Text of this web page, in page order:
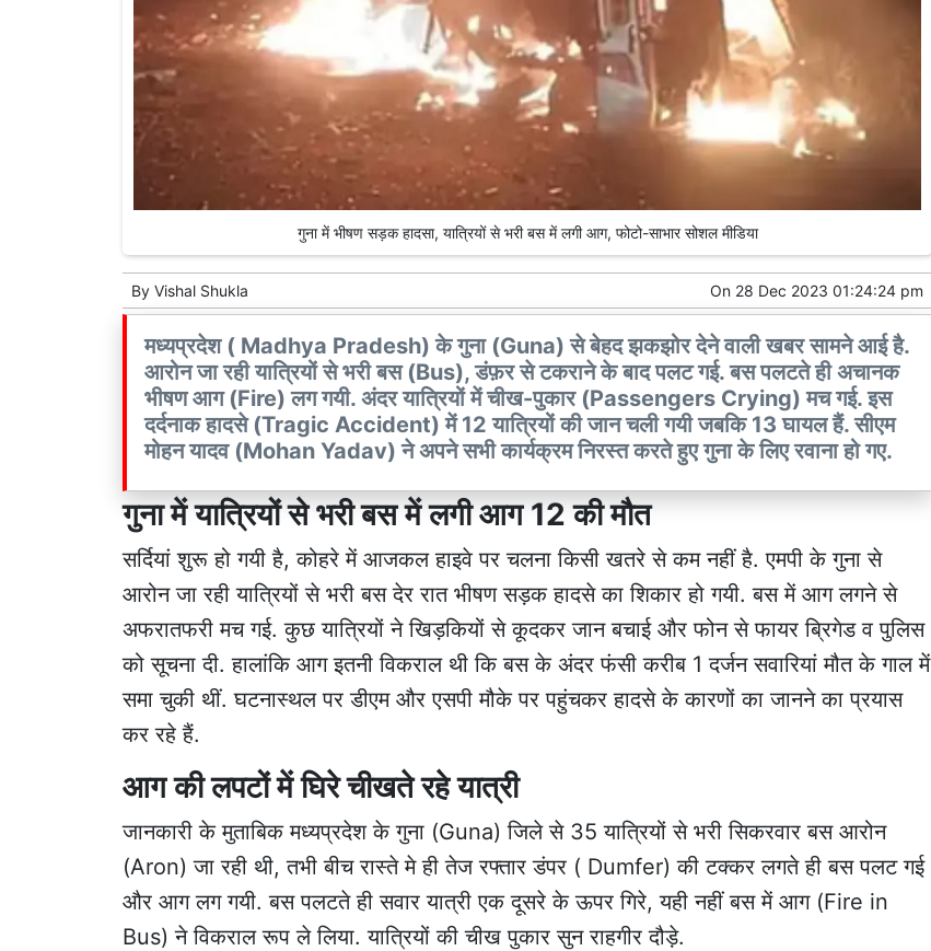
गुना में भीषण सड़क हादसा, यात्रियों से भरी बस में लगी आग, फोटो-साभार सोशल मीडिया
By Vishal Shukla On 28 Dec 2023 01:24:24 pm
मध्यप्रदेश ( Madhya Pradesh) के गुना (Guna) से बेहद झकझोर देने वाली खबर सामने आई है.
आरोन जा रही यात्रियों से भरी बस (Bus), डंफ़र से टकराने के बाद पलट गई. बस पलटते ही अचानक
भीषण आग (Fire) लग गयी. अंदर यात्रियों में चीख-पुकार (Passengers Crying) मच गई. इस
दर्दनाक हादसे (Tragic Accident) में 12 यात्रियों की जान चली गयी जबकि 13 घायल हैं. सीएम
मोहन यादव (Mohan Yadav) ने अपने सभी कार्यक्रम निरस्त करते हुए गुना के लिए रवाना हो गए.
गुना में यात्रियों से भरी बस में लगी आग 12 की मौत
सर्दियां शुरू हो गयी है, कोहरे में आजकल हाइवे पर चलना किसी खतरे से कम नहीं है. एमपी के गुना से
आरोन जा रही यात्रियों से भरी बस देर रात भीषण सड़क हादसे का शिकार हो गयी. बस में आग लगने से
अफरातफरी मच गई. कुछ यात्रियों ने खिड़कियों से कूदकर जान बचाई और फोन से फायर ब्रिगेड व पुलिस
को सूचना दी. हालांकि आग इतनी विकराल थी कि बस के अंदर फंसी करीब 1 दर्जन सवारियां मौत के गाल में
समा चुकी थीं. घटनास्थल पर डीएम और एसपी मौके पर पहुंचकर हादसे के कारणों का जानने का प्रयास
कर रहे हैं.
आग की लपटों में घिरे चीखते रहे यात्री
जानकारी के मुताबिक मध्यप्रदेश के गुना (Guna) जिले से 35 यात्रियों से भरी सिकरवार बस आरोन
(Aron) जा रही थी, तभी बीच रास्ते मे ही तेज रफ्तार डंपर ( Dumfer) की टक्कर लगते ही बस पलट गई
और आग लग गयी. बस पलटते ही सवार यात्री एक दूसरे के ऊपर गिरे, यही नहीं बस में आग (Fire in
Bus) ने विकराल रूप ले लिया. यात्रियों की चीख पुकार सुन राहगीर दौड़े.